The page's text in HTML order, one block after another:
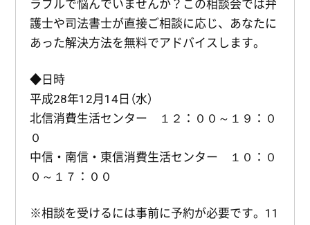
ラブルで悩んでいませんか？この相談会では弁
護士や司法書士が直接ご相談に応じ、あなたに
あった解決方法を無料でアドバイスします。
◆日時
平成28年12月14日（水）
北信消費生活センター １２：００～１９：０
０
中信・南信・東信消費生活センター １０：０
０～１７：００
※相談を受けるには事前に予約が必要です。11